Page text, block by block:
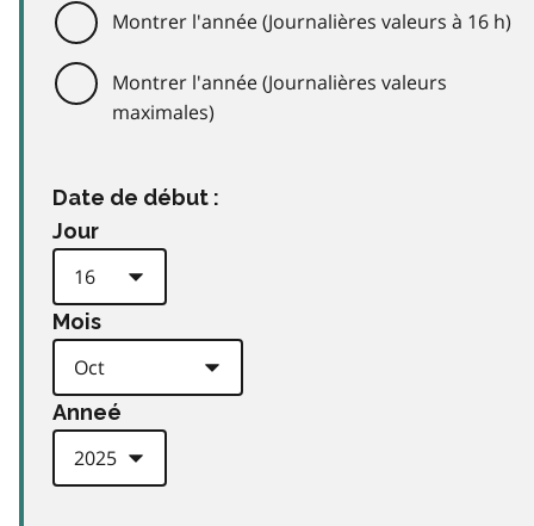
Montrer l'année (Journalières valeurs à 16 h)
Montrer l'année (Journalières valeurs
maximales)
Date de début :
Jour
Mois
Anneé